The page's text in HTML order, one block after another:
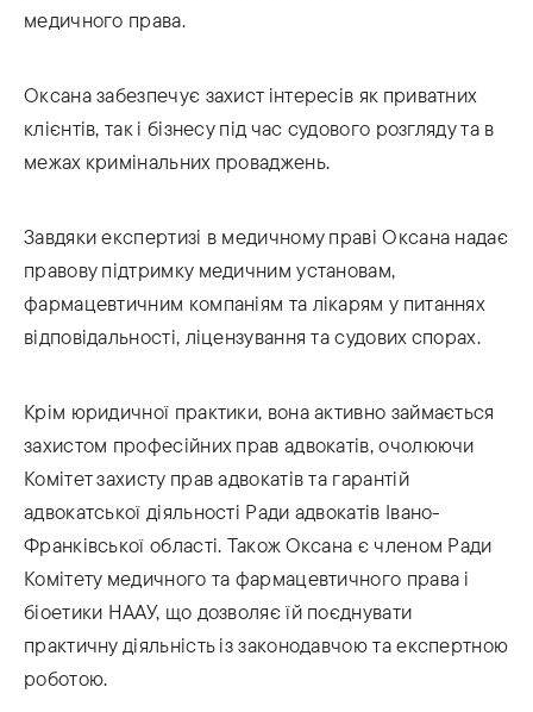
медичного права.
Оксана забезпечує захист інтересів як приватних
клієнтів, так і бізнесу під час судового розгляду та в
межах кримінальних проваджень.
Завдяки експертизі в медичному праві Оксана надає
правову підтримку медичним установам,
фармацевтичним компаніям та лікарям у питаннях
відповідальності, ліцензування та судових спорах.
Крім юридичної практики, вона активно займається
захистом професійних прав адвокатів, очолюючи
Комітет захисту прав адвокатів та гарантій
адвокатської діяльності Ради адвокатів Івано-
Франківської області. Також Оксана є членом Ради
Комітету медичного та фармацевтичного права і
біоетики НААУ, що дозволяє їй поєднувати
практичну діяльність із законодавчою та експертною
роботою.